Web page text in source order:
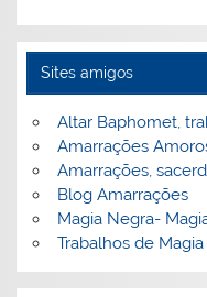
Sites amigos
Altar Baphomet,
Amarrações
Amarrações,
Blog Amarrações
Magia Negra-
Trabalhos de